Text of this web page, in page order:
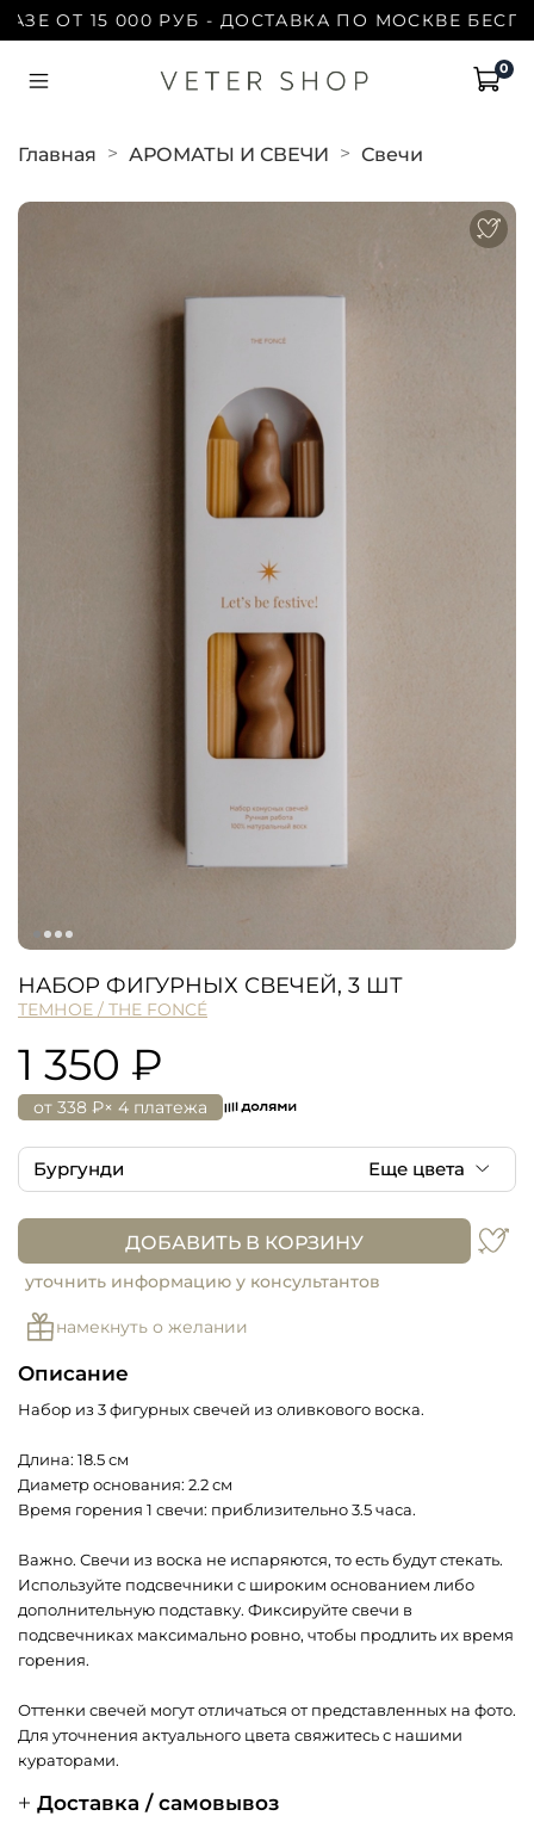
ОТ 15 000 РУБ - ДОСТАВКА ПО МОСКВЕ
0
Главная АРОМАТЫ И СВЕЧИ Свечи
НАБОР ФИГУРНЫХ СВЕЧЕЙ, 3 ШТ
ТЕМНОЕ / THE FONCÉ
1 350 ₽
от 338 ₽× 4 платежа
Бургунди Еще цвета
Оттенки желтого
Оттенки коричневого
ДОБАВИТЬ В КОРЗИНУ
уточнить информацию у консультантов
намекнуть о желании
Описание
Набор из 3 фигурных свечей из оливкового воска.
Длина: 18.5 см
Диаметр основания: 2.2 см
Время горения 1 свечи: приблизительно 3.5 часа.
Важно. Свечи из воска не испаряются, то есть будут стекать.
Используйте подсвечники с широким основанием либо
дополнительную подставку. Фиксируйте свечи в
подсвечниках максимально ровно, чтобы продлить их время
горения.
Оттенки свечей могут отличаться от представленных на фото.
Для уточнения актуального цвета свяжитесь с нашими
кураторами.
Доставка / самовывоз